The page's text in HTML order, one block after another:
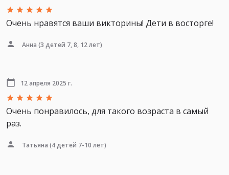
Очень нравятся ваши викторины! Дети в восторге!
Анна (3 детей 7, 8, 12 лет)
12 апреля 2025 г.
Очень понравилось, для такого возраста в самый
раз.
Татьяна (4 детей 7-10 лет)